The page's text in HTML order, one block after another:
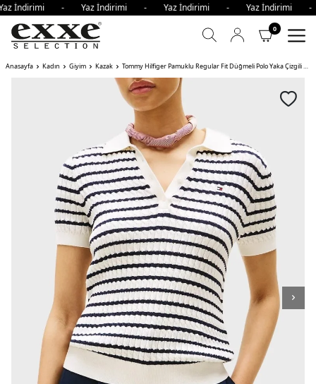
İndirimi - Yaz İndirimi - Yaz İndirimi - Yaz
0
Anasayfa Kadın Giyim Kazak Tommy Hilfiger Pamuklu Regular Fit Düğmeli Polo Yaka Çizgili Kısa Kollu Bayan Kazak